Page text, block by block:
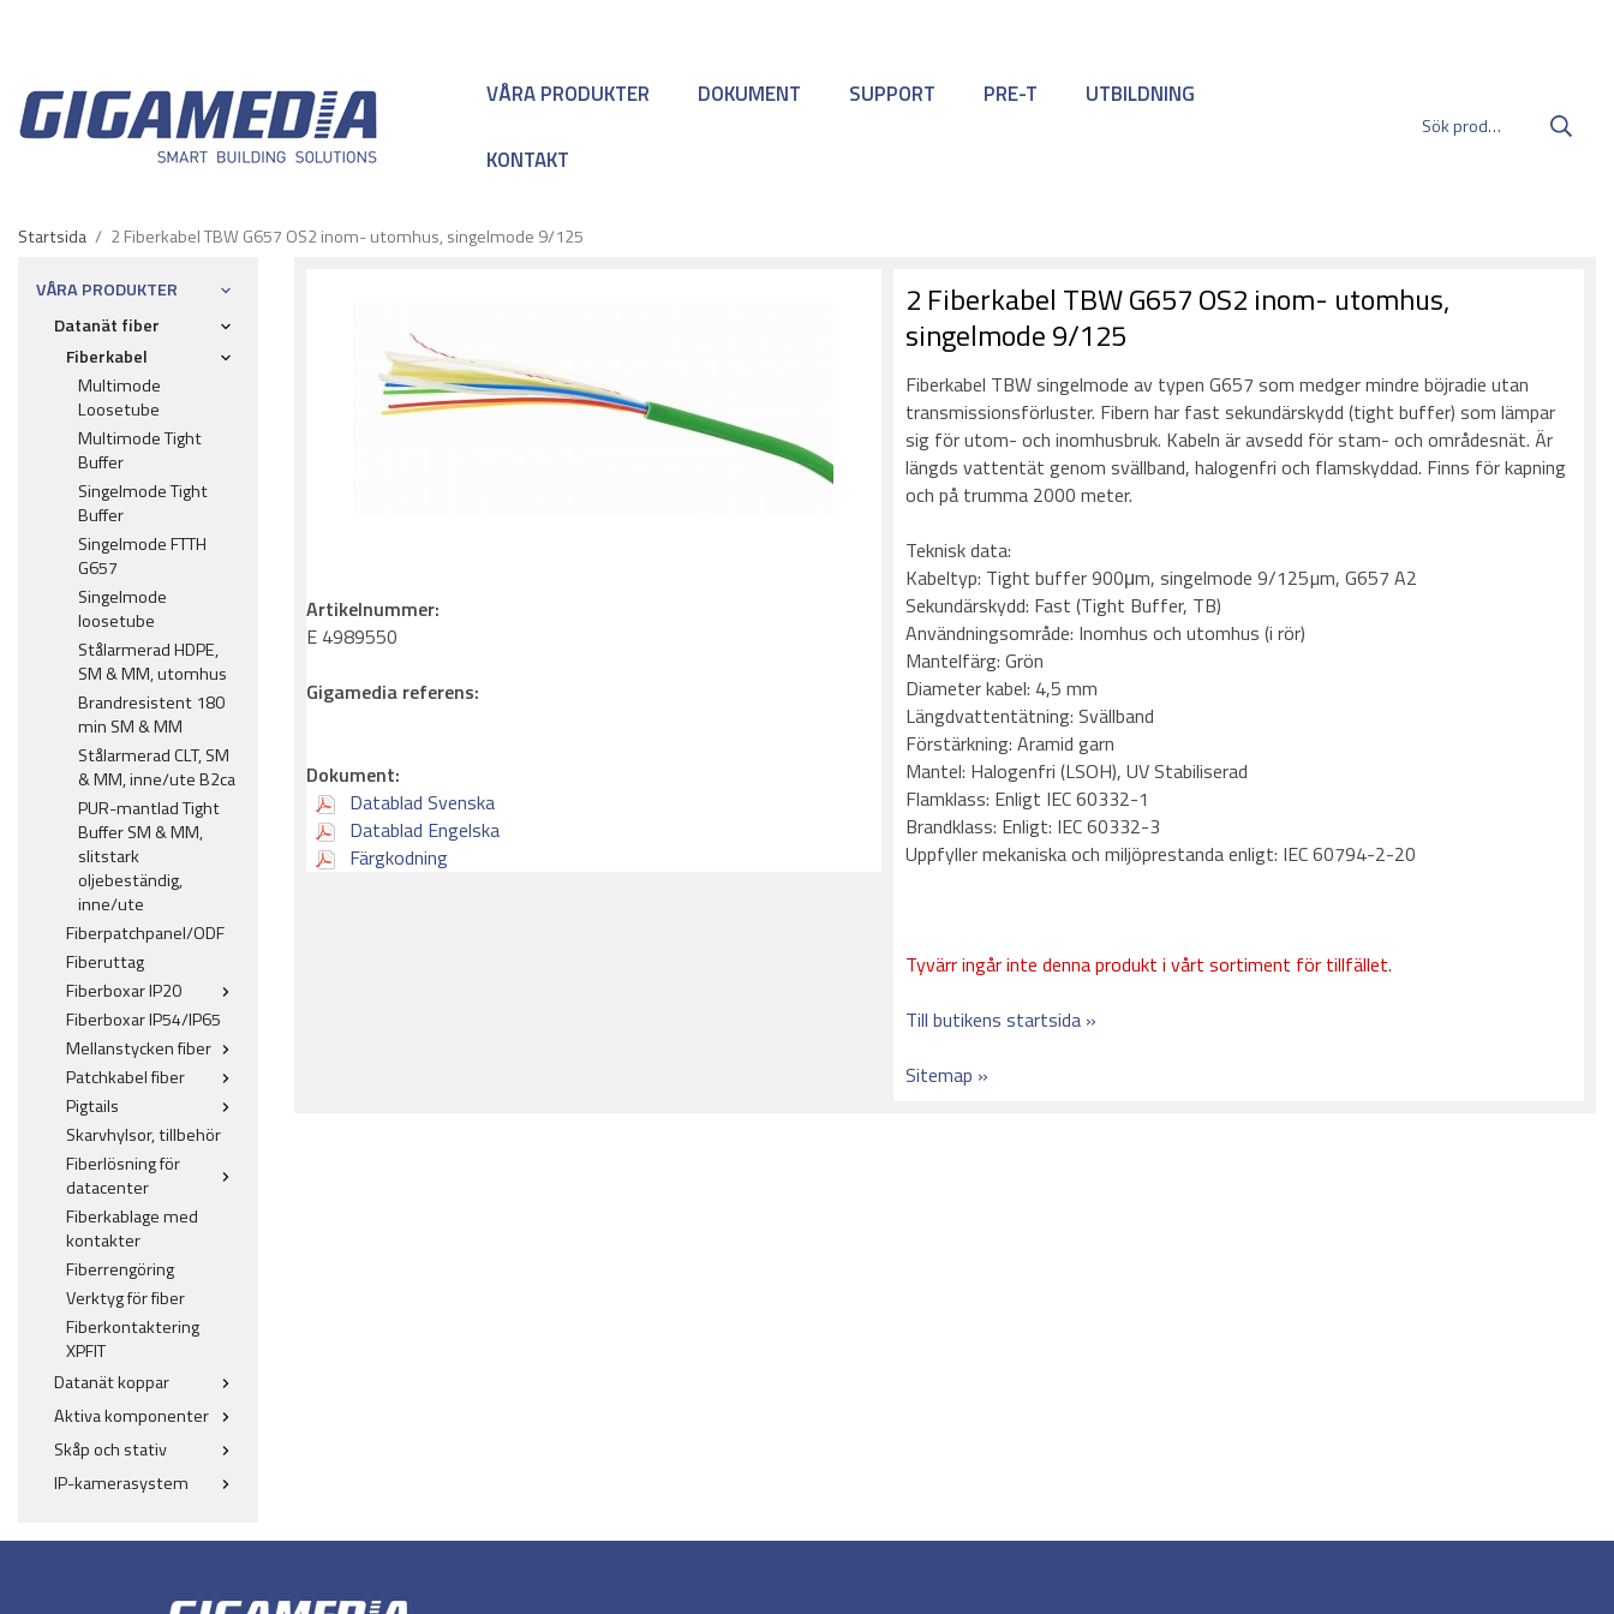
VÅRA PRODUKTER DOKUMENT SUPPORT PRE-T UTBILDNING
KONTAKT
Startsida / 2 Fiberkabel TBW G657 OS2 inom- utomhus, singelmode 9/125
VÅRA PRODUKTER
Datanät fiber
Fiberkabel
Multimode
Loosetube
Multimode Tight
Buffer
Singelmode Tight
Buffer
Singelmode FTTH
G657
Singelmode
loosetube
Stålarmerad HDPE,
SM & MM, utomhus
Brandresistent 180
min SM & MM
Stålarmerad CLT, SM
& MM, inne/ute B2ca
PUR-mantlad Tight
Buffer SM & MM,
slitstark
oljebeständig,
inne/ute
Fiberpatchpanel/ODF
Fiberuttag
Fiberboxar IP20
Fiberboxar IP54/IP65
Mellanstycken fiber
Patchkabel fiber
Pigtails
Skarvhylsor, tillbehör
Fiberlösning för
datacenter
Fiberkablage med
kontakter
Fiberrengöring
Verktyg för fiber
Fiberkontaktering
XPFIT
Datanät koppar
Aktiva komponenter
Skåp och stativ
IP-kamerasystem
2 Fiberkabel TBW G657 OS2 inom- utomhus,
singelmode 9/125
Fiberkabel TBW singelmode av typen G657 som medger mindre böjradie utan
transmissionsförluster. Fibern har fast sekundärskydd (tight buffer) som lämpar
sig för utom- och inomhusbruk. Kabeln är avsedd för stam- och områdesnät. Är
längds vattentät genom svällband, halogenfri och flamskyddad. Finns för kapning
och på trumma 2000 meter.
Teknisk data:
Kabeltyp: Tight buffer 900μm, singelmode 9/125µm, G657 A2
Sekundärskydd: Fast (Tight Buffer, TB)
Användningsområde: Inomhus och utomhus (i rör)
Mantelfärg: Grön
Diameter kabel: 4,5 mm
Längdvattentätning: Svällband
Förstärkning: Aramid garn
Mantel: Halogenfri (LSOH), UV Stabiliserad
Flamklass: Enligt IEC 60332-1
Brandklass: Enligt: IEC 60332-3
Uppfyller mekaniska och miljöprestanda enligt: IEC 60794-2-20
Tyvärr ingår inte denna produkt i vårt sortiment för tillfället.
Till butikens startsida »
Sitemap »
Artikelnummer:
E 4989550
Gigamedia referens:
Dokument:
Datablad Svenska
Datablad Engelska
Färgkodning